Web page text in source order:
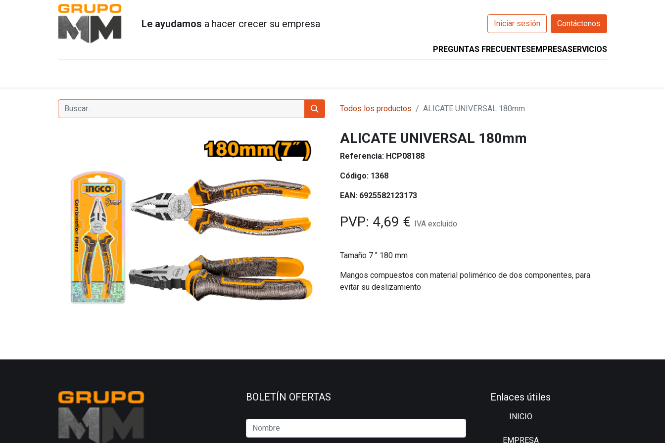
Le ayudamos a hacer crecer su empresa Iniciar sesión Contáctenos
PREGUNTAS FRECUENTESEMPRESASERVICIOS
Todos los productos ALICATE UNIVERSAL 180mm
ALICATE UNIVERSAL 180mm
Referencia: HCP08188
Código: 1368
EAN: 6925582123173
PVP: 4,69 € IVA excluido
Tamaño 7 " 180 mm
Mangos compuestos con material polimérico de dos componentes, para
evitar su deslizamiento
BOLETÍN OFERTAS Enlaces útiles
INICIO
EMPRESA